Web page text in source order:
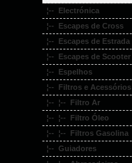
¦-- Electrónica
¦-- Escapes de Cross
¦-- Escapes de Estrada
¦-- Escapes de Scooter
¦-- Espelhos
¦-- Filtros e Acessórios
¦-- ¦-- Filtro Ar
¦-- ¦-- Filtro Óleo
¦-- ¦-- Filtros Gasolina
¦-- Guiadores